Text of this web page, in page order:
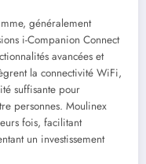
généralement
i-Companion Connect
avancées et
la connectivité WiFi,
suffisante pour
personnes. Moulinex
fois, facilitant
un investissement